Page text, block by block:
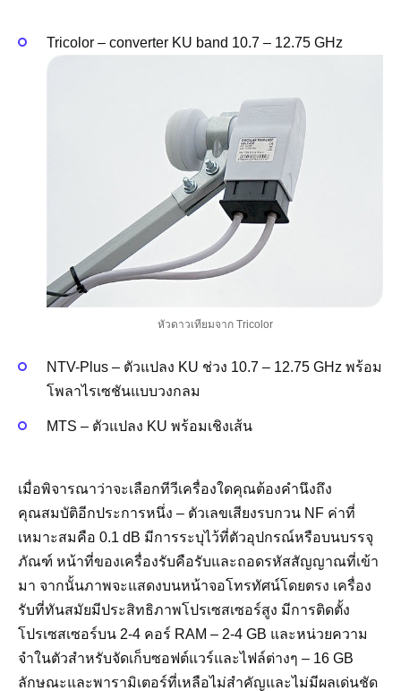
Tricolor – converter KU band 10.7 – 12.75 GHz
หัวดาวเทียมจาก Tricolor
NTV-Plus – ตัวแปลง KU ช่วง 10.7 – 12.75 GHz พร้อม
โพลาไรเซชันแบบวงกลม
MTS – ตัวแปลง KU พร้อมเชิงเส้น
เมื่อพิจารณาว่าจะเลือกทีวีเครื่องใดคุณต้องคำนึงถึง
คุณสมบัติอีกประการหนึ่ง – ตัวเลขเสียงรบกวน NF ค่าที่
เหมาะสมคือ 0.1 dB มีการระบุไว้ที่ตัวอุปกรณ์หรือบนบรรจุ
ภัณฑ์ หน้าที่ของเครื่องรับคือรับและถอดรหัสสัญญาณที่เข้า
มา จากนั้นภาพจะแสดงบนหน้าจอโทรทัศน์โดยตรง เครื่อง
รับที่ทันสมัยมีประสิทธิภาพโปรเซสเซอร์สูง มีการติดตั้ง
โปรเซสเซอร์บน 2-4 คอร์ RAM – 2-4 GB และหน่วยความ
จำในตัวสำหรับจัดเก็บซอฟต์แวร์และไฟล์ต่างๆ – 16 GB
ลักษณะและพารามิเตอร์ที่เหลือไม่สำคัญและไม่มีผลเด่นชัด